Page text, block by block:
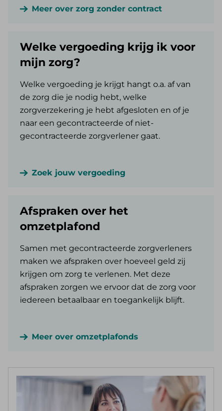
Meer over zorg zonder contract
Welke vergoeding krijg ik voor
mijn zorg?
Welke vergoeding je krijgt hangt o.a. af van
de zorg die je nodig hebt, welke
zorgverzekering je hebt afgesloten en of je
naar een gecontracteerde of niet-
gecontracteerde zorgverlener gaat.
Zoek jouw vergoeding
Afspraken over het
omzetplafond
Samen met gecontracteerde zorgverleners
maken we afspraken over hoeveel geld zij
krijgen om zorg te verlenen. Met deze
afspraken zorgen we ervoor dat de zorg voor
iedereen betaalbaar en toegankelijk blijft.
Meer over omzetplafonds